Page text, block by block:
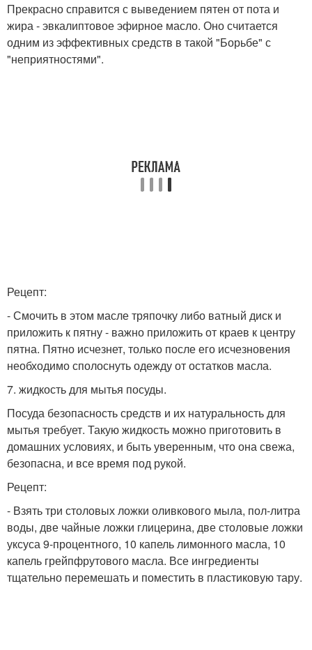
Прекрасно справится с выведением пятен от пота и
жира - эвкалиптовое эфирное масло. Оно считается
одним из эффективных средств в такой "Борьбе" с
"неприятностями".
Рецепт:
- Смочить в этом масле тряпочку либо ватный диск и
приложить к пятну - важно приложить от краев к центру
пятна. Пятно исчезнет, только после его исчезновения
необходимо сполоснуть одежду от остатков масла.
7. жидкость для мытья посуды.
Посуда безопасность средств и их натуральность для
мытья требует. Такую жидкость можно приготовить в
домашних условиях, и быть уверенным, что она свежа,
безопасна, и все время под рукой.
Рецепт:
- Взять три столовых ложки оливкового мыла, пол-литра
воды, две чайные ложки глицерина, две столовые ложки
уксуса 9-процентного, 10 капель лимонного масла, 10
капель грейпфрутового масла. Все ингредиенты
тщательно перемешать и поместить в пластиковую тару.